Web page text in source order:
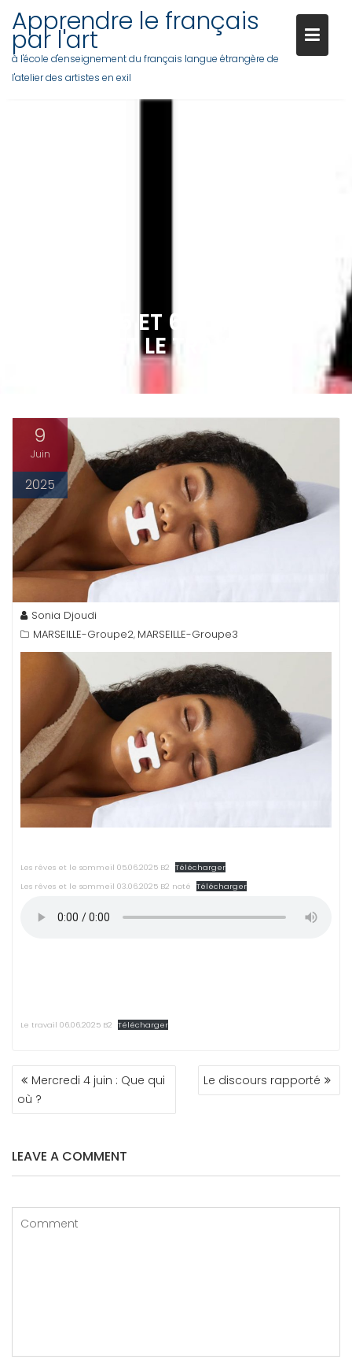
content
Apprendre le français
par l'art
à l'école d'enseignement du français langue étrangère de
l'atelier des artistes en exil
COURS 3, 5 ET 6 JUIN LE
SOMMEIL ET LE TRAVAIL
9
Juin
2025
Sonia Djoudi
MARSEILLE-Groupe2, MARSEILLE-Groupe3
Les rêves et le sommeil 05.06.2025 B2
Télécharger
Les rêves et le sommeil 03.06.2025 B2 noté
Télécharger
Le travail 06.06.2025 B2 Télécharger
NAVIGATION
DE
L’ARTICLE
Mercredi 4 juin : Que qui
où ?
Le discours rapporté
LEAVE A COMMENT